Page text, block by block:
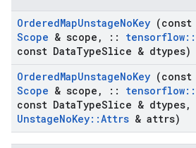
OrderedMapUnstageNoKey (const
Scope & scope , :: tensorflow::
const DataTypeSlice & dtypes)
OrderedMapUnstageNoKey (const
Scope & scope , :: tensorflow::
const DataTypeSlice & dtypes,
UnstageNoKey::Attrs & attrs)